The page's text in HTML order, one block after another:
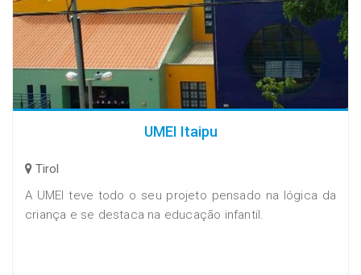
UMEI Itaipu
Tirol
A UMEI teve todo o seu projeto pensado na lógica da
criança e se destaca na educação infantil.